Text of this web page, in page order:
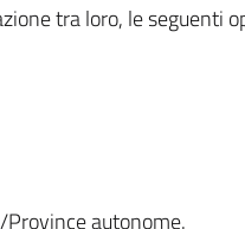
tra loro, le seguenti
autonome.